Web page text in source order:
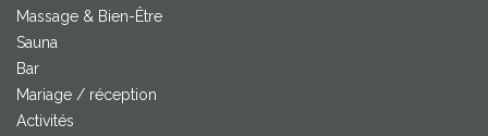
Massage & Bien-Être
Sauna
Bar
Mariage / réception
Activités